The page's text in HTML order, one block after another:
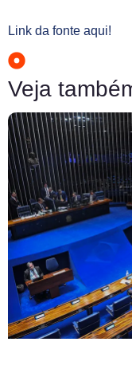
Link da fonte aqui!
Veja